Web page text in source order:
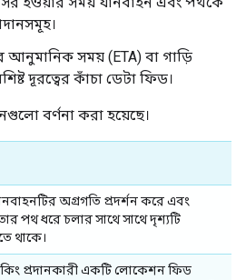
আনুমানিক সময় (ETA) বা গাড়ি
দূরত্বের কাঁচা ডেটা ফিড।
বর্ণনা করা হয়েছে।
অগ্রগতি প্রদর্শন করে এবং
পথ ধরে চলার সাথে সাথে দৃশ্যটি
থাকে।
প্রদানকারী একটি লোকেশন ফিড